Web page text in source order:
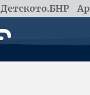
Детското.БНР